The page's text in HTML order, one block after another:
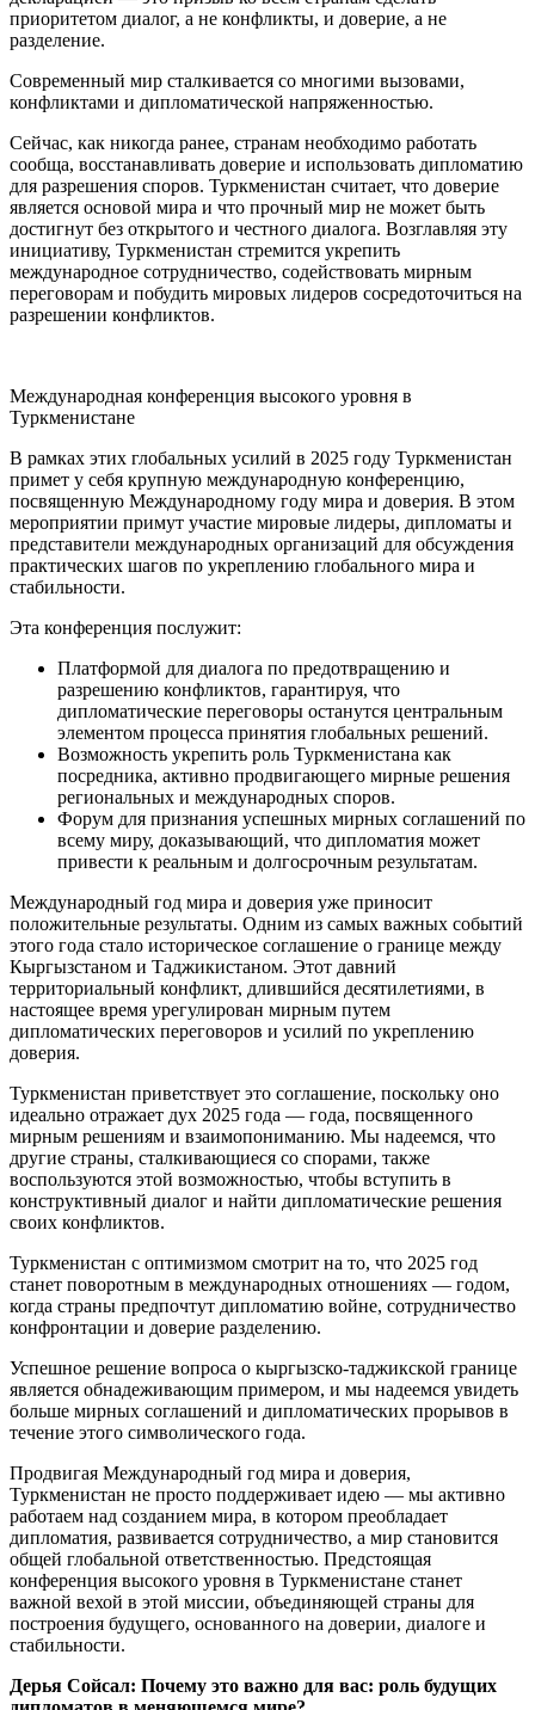
приоритетом диалог, а не конфликты, и доверие, а не
разделение.
Современный мир сталкивается со многими вызовами,
конфликтами и дипломатической напряженностью.
Сейчас, как никогда ранее, странам необходимо работать
сообща, восстанавливать доверие и использовать дипломатию
для разрешения споров. Туркменистан считает, что доверие
является основой мира и что прочный мир не может быть
достигнут без открытого и честного диалога. Возглавляя эту
инициативу, Туркменистан стремится укрепить
международное сотрудничество, содействовать мирным
переговорам и побудить мировых лидеров сосредоточиться на
разрешении конфликтов.
Международная конференция высокого уровня в
Туркменистане
В рамках этих глобальных усилий в 2025 году Туркменистан
примет у себя крупную международную конференцию,
посвященную Международному году мира и доверия. В этом
мероприятии примут участие мировые лидеры, дипломаты и
представители международных организаций для обсуждения
практических шагов по укреплению глобального мира и
стабильности.
Эта конференция послужит:
Платформой для диалога по предотвращению и
разрешению конфликтов, гарантируя, что
дипломатические переговоры останутся центральным
элементом процесса принятия глобальных решений.
Возможность укрепить роль Туркменистана как
посредника, активно продвигающего мирные решения
региональных и международных споров.
Форум для признания успешных мирных соглашений по
всему миру, доказывающий, что дипломатия может
привести к реальным и долгосрочным результатам.
Международный год мира и доверия уже приносит
положительные результаты. Одним из самых важных событий
этого года стало историческое соглашение о границе между
Кыргызстаном и Таджикистаном. Этот давний
территориальный конфликт, длившийся десятилетиями, в
настоящее время урегулирован мирным путем
дипломатических переговоров и усилий по укреплению
доверия.
Туркменистан приветствует это соглашение, поскольку оно
идеально отражает дух 2025 года — года, посвященного
мирным решениям и взаимопониманию. Мы надеемся, что
другие страны, сталкивающиеся со спорами, также
воспользуются этой возможностью, чтобы вступить в
конструктивный диалог и найти дипломатические решения
своих конфликтов.
Туркменистан с оптимизмом смотрит на то, что 2025 год
станет поворотным в международных отношениях — годом,
когда страны предпочтут дипломатию войне, сотрудничество
конфронтации и доверие разделению.
Успешное решение вопроса о кыргызско-таджикской границе
является обнадеживающим примером, и мы надеемся увидеть
больше мирных соглашений и дипломатических прорывов в
течение этого символического года.
Продвигая Международный год мира и доверия,
Туркменистан не просто поддерживает идею — мы активно
работаем над созданием мира, в котором преобладает
дипломатия, развивается сотрудничество, а мир становится
общей глобальной ответственностью. Предстоящая
конференция высокого уровня в Туркменистане станет
важной вехой в этой миссии, объединяющей страны для
построения будущего, основанного на доверии, диалоге и
стабильности.
Дерья Сойсал: Почему это важно для вас: роль будущих